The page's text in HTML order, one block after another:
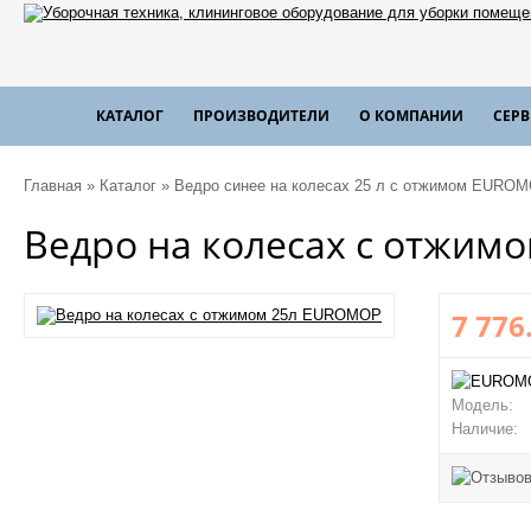
КАТАЛОГ ПРОИЗВОДИТЕЛИ О КОМПАНИИ
Главная » Каталог » Ведро синее на колесах 25 л с отжимом
Ведро на колесах с
7
Модель:
Наличие: